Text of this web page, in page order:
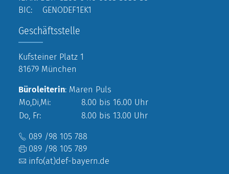
BIC: GENODEF1EK1
Geschäftsstelle
Kufsteiner Platz 1
81679 München
Büroleiterin: Maren Puls
Mo,Di,Mi:
8.00 bis 16.00 Uhr
Do, Fr:
8.00 bis 13.00 Uhr
089 /98 105 788
089 /98 105 789
info(at)def-bayern.de